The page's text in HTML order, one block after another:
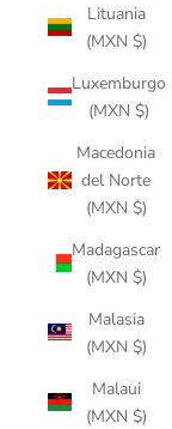
Lituania
(MXN $)
Luxemburgo
(MXN $)
Macedonia
del Norte
(MXN $)
Madagascar
(MXN $)
Malasia
(MXN $)
Malaui
(MXN $)